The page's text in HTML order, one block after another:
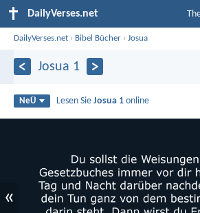
DailyVerses.net
DailyVerses.net › Bibel Bücher ›Josua
Josua 1
NeÜ Lesen SieJosua 1 online
«